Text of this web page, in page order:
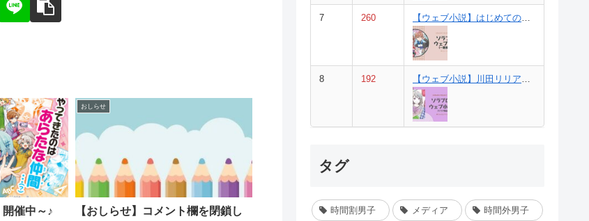
開催中～♪
おしらせ
【おしらせ】コメント欄を閉鎖し
7 260
8 192
タグ
時間割男子 メディア 時間外男子